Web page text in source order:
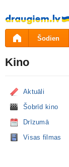
Pāriet
uz
saturu
Šodien
Kino
Aktuāli
Šobrīd kino
Drīzumā
Visas filmas